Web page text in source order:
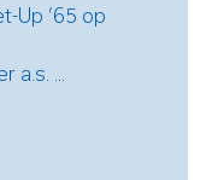
Up ’65 op
...